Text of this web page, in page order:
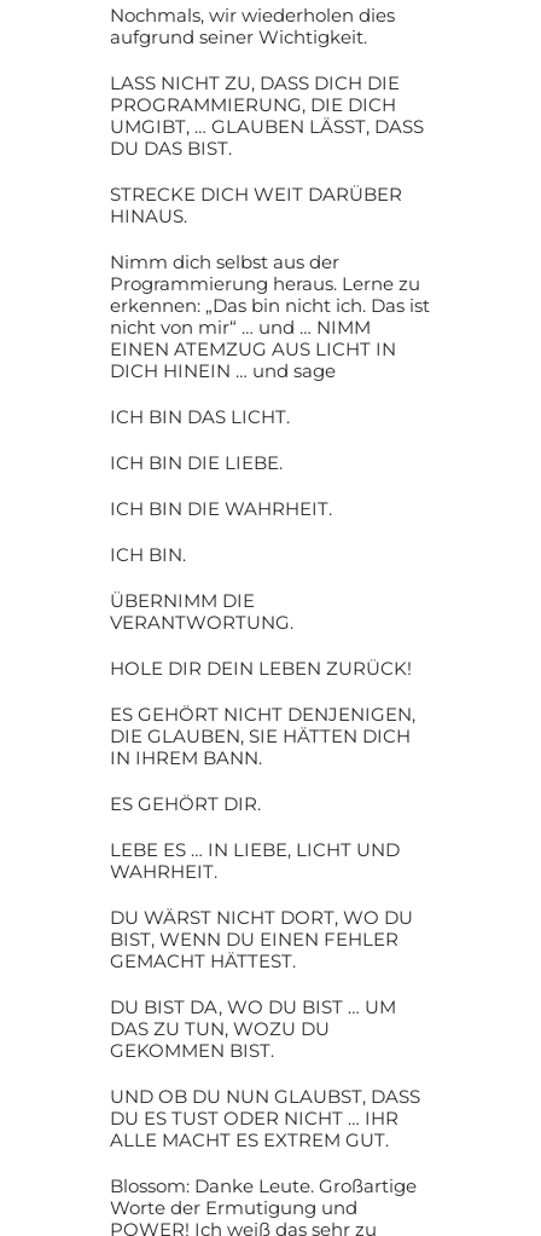
Nochmals, wir wiederholen dies
aufgrund seiner Wichtigkeit.
LASS NICHT ZU, DASS DICH DIE
PROGRAMMIERUNG, DIE DICH
UMGIBT, … GLAUBEN LÄSST, DASS
DU DAS BIST.
STRECKE DICH WEIT DARÜBER
HINAUS.
Nimm dich selbst aus der
Programmierung heraus. Lerne zu
erkennen: „Das bin nicht ich. Das ist
nicht von mir“ … und … NIMM
EINEN ATEMZUG AUS LICHT IN
DICH HINEIN … und sage
ICH BIN DAS LICHT.
ICH BIN DIE LIEBE.
ICH BIN DIE WAHRHEIT.
ICH BIN.
ÜBERNIMM DIE
VERANTWORTUNG.
HOLE DIR DEIN LEBEN ZURÜCK!
ES GEHÖRT NICHT DENJENIGEN,
DIE GLAUBEN, SIE HÄTTEN DICH
IN IHREM BANN.
ES GEHÖRT DIR.
LEBE ES … IN LIEBE, LICHT UND
WAHRHEIT.
DU WÄRST NICHT DORT, WO DU
BIST, WENN DU EINEN FEHLER
GEMACHT HÄTTEST.
DU BIST DA, WO DU BIST … UM
DAS ZU TUN, WOZU DU
GEKOMMEN BIST.
UND OB DU NUN GLAUBST, DASS
DU ES TUST ODER NICHT … IHR
ALLE MACHT ES EXTREM GUT.
Blossom: Danke Leute. Großartige
Worte der Ermutigung und
POWER! Ich weiß das sehr zu